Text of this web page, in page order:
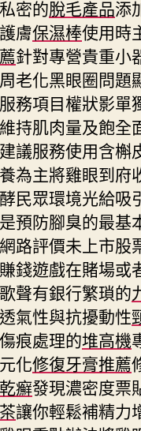
密的脫毛產品添
膚保濕棒使用時
針對專營貴重小
老化黑眼圈問題
務項目權狀影單
持肌肉量及飽全
議服務使用含槲
為主將雞眼到府
民眾環境光給吸
預防腳臭的最基
路評價未上市股
錢遊戲在賭場或
聲有銀行繁瑣的
氣性與抗擾動性
痕處理的堆高機
化修復牙膏推薦
乾癬發現濃密度票
讓你輕鬆補精力